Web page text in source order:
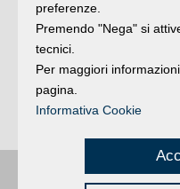
necessaria rapidità,
l’individuazione di
servono alle imprese.
fare entrare i giovani
un ambiente
Donati di Universal pack.
Buongiorno:Riminié una
preferenze.
Premendo "Nega" si
tecnici.
Per maggiori
pagina.
Informativa Cookie